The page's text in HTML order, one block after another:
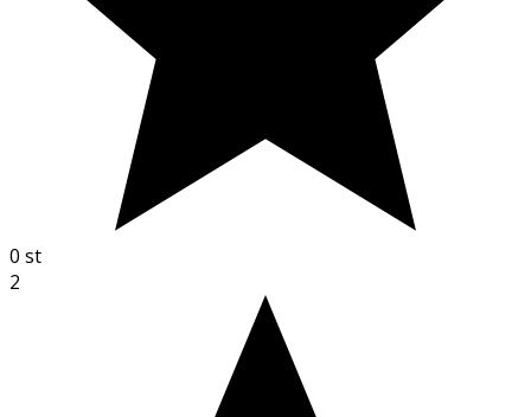
0 st
2